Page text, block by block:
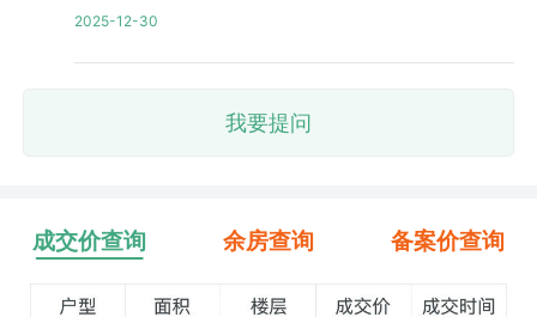
2025-12-30
我要提问
成交价查询 余房查询 备案价查询